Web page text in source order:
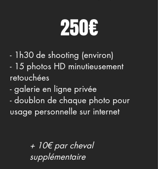
250€
- 1h30 de shooting (environ)
- 15 photos HD minutieusement
retouchées
- galerie en ligne privée
- doublon de chaque photo pour
usage personnelle sur internet
+ 10€ par cheval
supplémentaire